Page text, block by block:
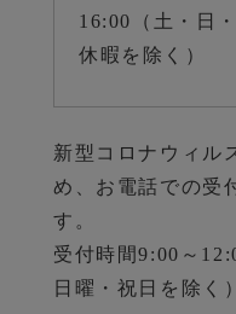
16:00（土・日
休暇を除く）
新型コロナウィル
め、お電話での受
す。
受付時間9:00～
日曜・祝日を除く）